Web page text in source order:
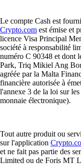
Le compte Cash est
Crypto.com est émise et
licence Visa Principal
société à responsabilité
numéro C 90348 et dont
Park, Triq Mikiel Ang
agréée par la Malta
financière autorisée à
l'annexe 3 de la loi sur
monnaie électronique).
Tout autre produit ou
sur l'application
et ne fait pas partie des
Limited ou de Foris MT